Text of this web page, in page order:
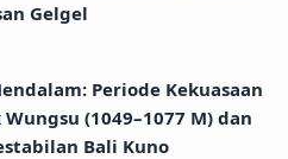
Gelgel
Periode Kekuasaan
Wungsu (1049–1077 M) dan
Bali Kuno